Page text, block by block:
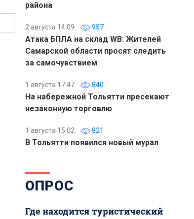
района
2 августа 14:09 957
Атака БПЛА на склад WB: Жителей
Самарской области просят следить
за самочувствием
1 августа 17:47 840
На набережной Тольятти пресекают
незаконную торговлю
1 августа 15:02 821
В Тольятти появился новый мурал
ОПРОС
Где находится туристический